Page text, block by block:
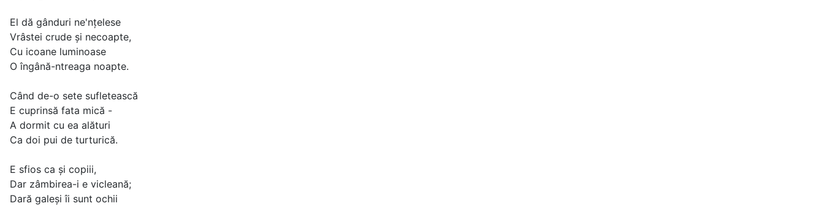
El dă gânduri ne'nţelese
Vrâstei crude şi necoapte,
Cu icoane luminoase
O îngână-ntreaga noapte.
Când de-o sete sufletească
E cuprinsă fata mică -
A dormit cu ea alături
Ca doi pui de turturică.
E sfios ca şi copiii,
Dar zâmbirea-i e vicleană;
Dară galeşi îi sunt ochii